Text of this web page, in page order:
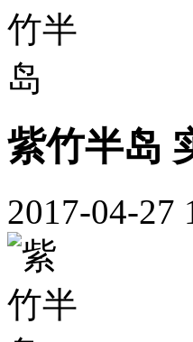
紫竹半岛
2017-04-27